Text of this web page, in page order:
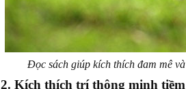
Đọc sách giúp kích thích đam mê
2. Kích thích trí thông minh